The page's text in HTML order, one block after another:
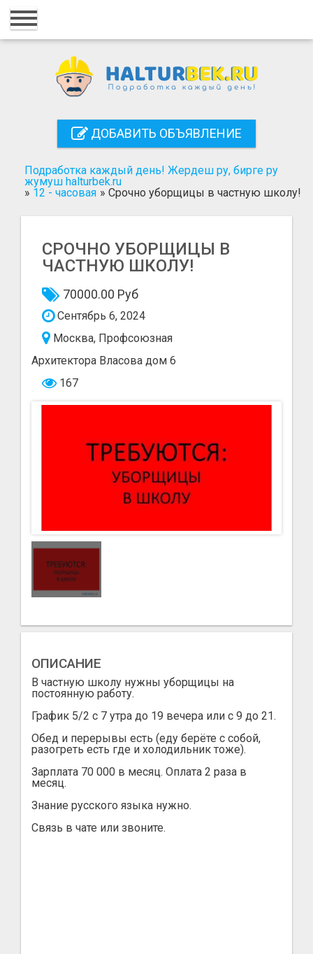
Главная
Регистрация
Поиск
ДОБАВИТЬ ОБЪЯВЛЕНИЕ
Подработка каждый день! Жердеш ру, бирге ру
жумуш halturbek.ru
» 12 - часовая » Срочно уборщицы в частную школу!
СРОЧНО УБОРЩИЦЫ В
ЧАСТНУЮ ШКОЛУ!
70000.00 Руб
Сентябрь 6, 2024
Москва, Профсоюзная
Архитектора Власова дом 6
167
ОПИСАНИЕ
В частную школу нужны уборщицы на
постоянную работу.
График 5/2 с 7 утра до 19 вечера или с 9 до 21.
Обед и перерывы есть (еду берёте с собой,
разогреть есть где и холодильник тоже).
Зарплата 70 000 в месяц. Оплата 2 раза в
месяц.
Знание русского языка нужно.
Связь в чате или звоните.